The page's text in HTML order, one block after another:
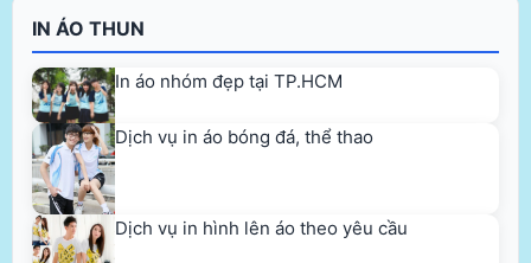
IN ÁO THUN
In áo nhóm đẹp tại TP.HCM
Dịch vụ in áo bóng đá, thể thao
Dịch vụ in hình lên áo theo yêu cầu